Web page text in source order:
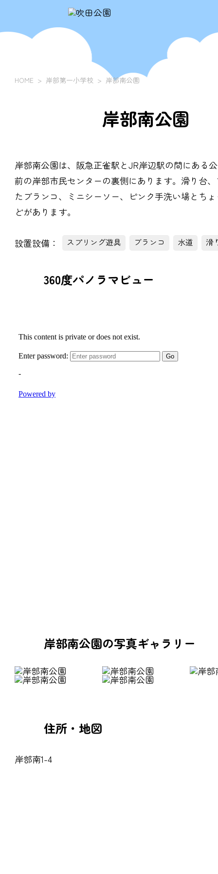
HOME 岸部第一小学校 岸部南公園
岸部南公園
岸部南公園は、阪急正雀駅とJR岸辺駅の間にある
前の岸部市民センターの裏側にあります。滑り台
たブランコ、ミニシーソー、ピンク手洗い場とち
どがあります。
設置設備： スプリング遊具 ブランコ 水道 滑
360度パノラマビュー
岸部南公園の写真ギャラリー
住所・地図
岸部南1-4